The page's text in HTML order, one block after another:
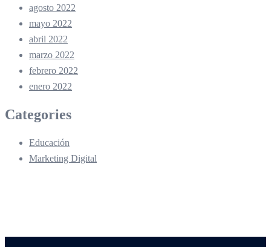
agosto 2022
mayo 2022
abril 2022
marzo 2022
febrero 2022
enero 2022
Categories
Educación
Marketing Digital